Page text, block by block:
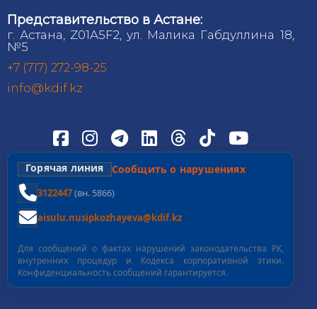
Представительство в Астане:
г. Астана, Z01A5F2, ул. Малика Габдуллина 18,
№5
+7 (717) 272-98-25
info@kdif.kz
Горячая линия Сообщить о нарушениях
3122447(вн. 5866)
aisulu.nusipkozhayeva@kdif.kz
Для сообщений о фактах нарушений законодательства РК,
внутренних процедур и Кодекса корпоративной этики.
Конфиденциальность сообщений гарантируется.